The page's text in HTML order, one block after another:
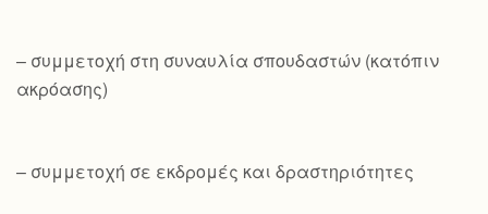
– συμμετοχή στη συναυλία σπουδαστών (κατόπιν
ακρόασης)
– συμμετοχή σε εκδρομές και δραστηριότητες